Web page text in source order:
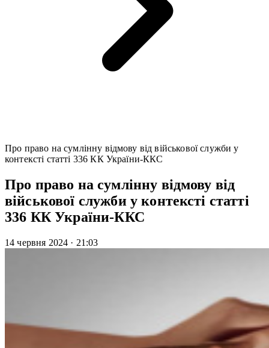
Про право на сумлінну відмову від військової служби у
контексті статті 336 КК України-ККС
Про право на сумлінну відмову від
військової служби у контексті статті
336 КК України-ККС
14 червня 2024 · 21:03